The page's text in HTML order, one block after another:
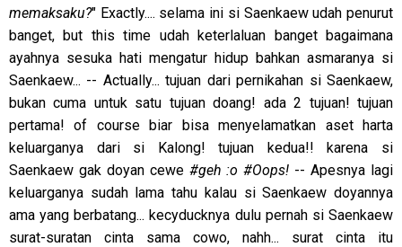
memaksaku?" Exactly.... selama ini si Saenkaew udah penurut
banget, but this time udah keterlaluan banget bagaimana
ayahnya sesuka hati mengatur hidup bahkan asmaranya si
Saenkaew... -- Actually... tujuan dari pernikahan si Saenkaew,
bukan cuma untuk satu tujuan doang! ada 2 tujuan! tujuan
pertama! of course biar bisa menyelamatkan aset harta
keluarganya dari si Kalong! tujuan kedua!! karena si
Saenkaew gak doyan cewe #geh :o #Oops! -- Apesnya lagi
keluarganya sudah lama tahu kalau si Saenkaew doyannya
ama yang berbatang... kecyducknya dulu pernah si Saenkaew
surat-suratan cinta sama cowo, nahh... surat cinta itu